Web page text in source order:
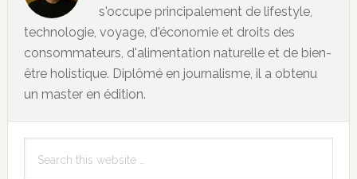
s'occupe principalement de lifestyle,
technologie, voyage, d'économie et droits des
consommateurs, d'alimentation naturelle et de bien-
être holistique. Diplômé en journalisme, il a obtenu
un master en édition.
Primary
Sidebar
this